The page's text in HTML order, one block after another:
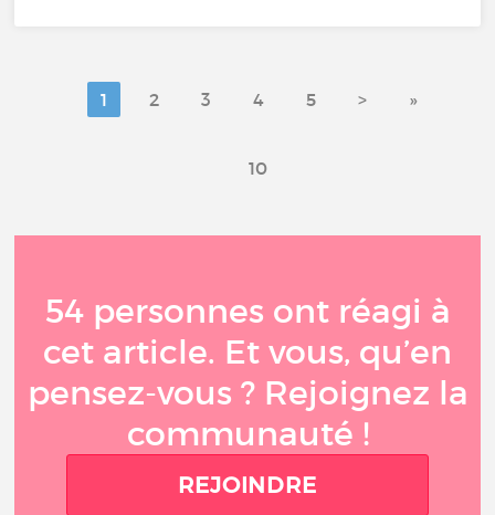
1 2 3 4 5 > »
10
54 personnes ont réagi à
cet article. Et vous, qu’en
pensez-vous ? Rejoignez la
communauté !
REJOINDRE